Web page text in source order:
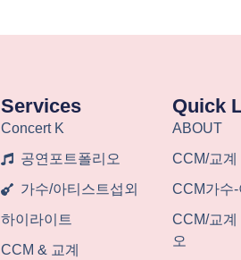
Services
Concert K
공연포트폴리오
가수/아티스트섭외
하이라이트
CCM & 교계
Quick
ABOUT
CCM/교계
CCM가수
CCM/교계
오